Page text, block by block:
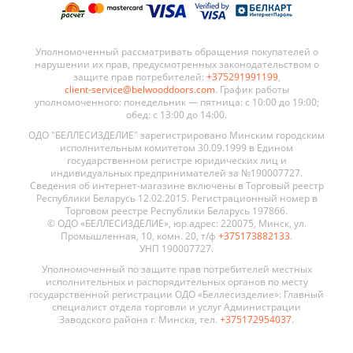
Уполномоченный рассматривать обращения покупателей о
нарушении их прав, предусмотренных законодательством о
защите прав потребителей: +375291991199,
client-service@belwooddoors.com. График работы
уполномоченного: понедельник — пятница: с 10:00 до 19:00;
обед: с 13:00 до 14:00.
ОДО "БЕЛЛЕСИЗДЕЛИЕ" зарегистрировано Минским городским
исполнительным комитетом 30.09.1999 в Едином
государственном регистре юридических лиц и
индивидуальных предпринимателей за №190007727.
Сведения об интернет-магазине включены в Торговый реестр
Республики Беларусь 12.02.2015. Регистрационный номер в
Торговом реестре Республики Беларусь 197866.
© ОДО «БЕЛЛЕСИЗДЕЛИЕ», юр.адрес: 220075, Минск, ул.
Промышленная, 10, комн. 20, т/ф +375173882133.
УНП 190007727.
Уполномоченный по защите прав потребителей местных
исполнительных и распорядительных органов по месту
государственной регистрации ОДО «Беллесизделие»: Главный
специалист отдела торговли и услуг Администрации
Заводского района г. Минска, тел. +375172954037.